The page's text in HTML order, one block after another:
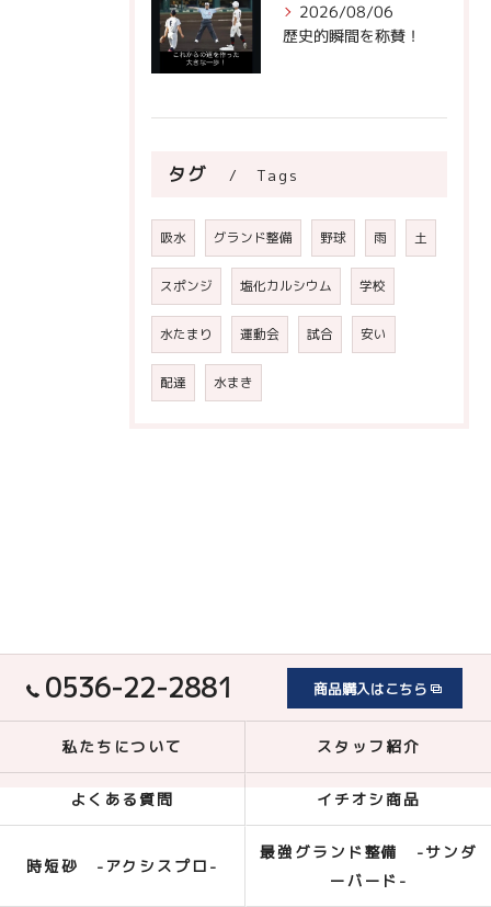
2026/08/06
歴史的瞬間を称賛！
タグ Tags
吸水 グランド整備 野球 雨 土
スポンジ 塩化カルシウム 学校
水たまり 運動会 試合 安い
配達 水まき
0536-22-2881 商品購入はこちら
私たちについて スタッフ紹介
よくある質問 イチオシ商品
時短砂 -アクシスプロ-
最強グランド整備 -サンダ
ーバード-